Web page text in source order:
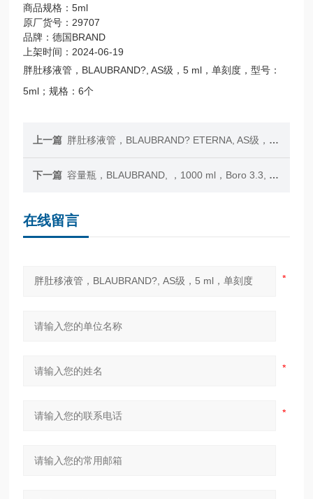
商品规格：5ml
原厂货号：29707
品牌：德国BRAND
上架时间：2024-06-19
胖肚移液管，BLAUBRAND?, AS级，5 ml，单刻度，型号：
5ml；规格：6个
上一篇 胖肚移液管，BLAUBRAND? ETERNA, AS级，5 ml，单刻度
下一篇 容量瓶，BLAUBRAND, ，1000 ml，Boro 3.3, 凸缘瓶口
在线留言